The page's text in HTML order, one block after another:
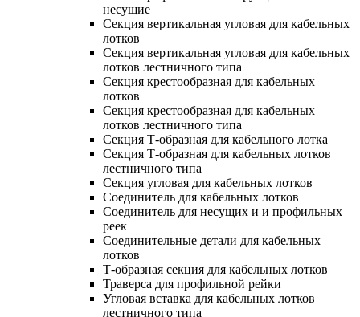
несущие
Секция вертикальная угловая для кабельных
лотков
Секция вертикальная угловая для кабельных
лотков лестничного типа
Секция крестообразная для кабельных
лотков
Секция крестообразная для кабельных
лотков лестничного типа
Секция Т-образная для кабельного лотка
Секция Т-образная для кабельных лотков
лестничного типа
Секция угловая для кабельных лотков
Соединитель для кабельных лотков
Соединитель для несущих и и профильных
реек
Соединительные детали для кабельных
лотков
Т-образная секция для кабельных лотков
Траверса для профильной рейки
Угловая вставка для кабельных лотков
лестничного типа